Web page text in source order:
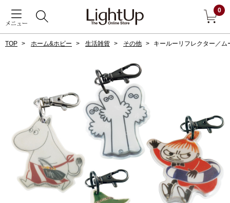
メニュー
0
すべて見る
戻る
コート
ブルゾン
その他
TOP ホーム&ホビー 生活雑貨 その他 キールーリフレクター／